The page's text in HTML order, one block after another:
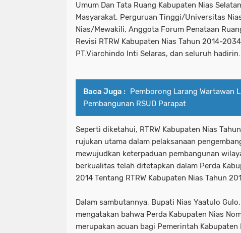
Umum Dan Tata Ruang Kabupaten Nias
Masyarakat, Perguruan Tinggi/Universitas
Nias/Mewakili, Anggota Forum Penataan
Revisi RTRW Kabupaten Nias Tahun 2014-
PT.Viarchindo Inti Selaras, dan seluruh hadirin.
Baca Juga :
Pemborong Larang Wartawan
Pembangunan RSUD Parapat
Seperti diketahui, RTRW Kabupaten Nias
rujukan utama dalam pelaksanaan
mewujudkan keterpaduan pembangunan
berkualitas telah ditetapkan dalam Perda
2014 Tentang RTRW Kabupaten Nias Tahun
Dalam sambutannya, Bupati Nias Yaatulo Gulo,
mengatakan bahwa Perda Kabupaten Nias
merupakan acuan bagi Pemerintah Kabupaten